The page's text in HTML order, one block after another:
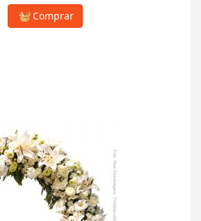
Comprar